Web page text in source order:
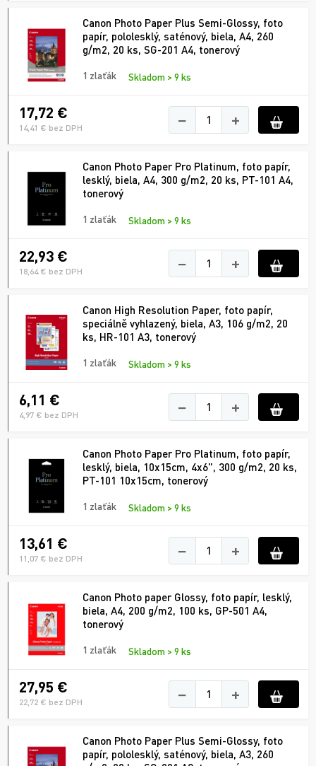
Canon Photo Paper Plus Semi-Glossy, foto
papír, pololesklý, saténový, biela, A4, 260
g/m2, 20 ks, SG-201 A4, tonerový
1 zlaťák Skladom > 9 ks
17,72 €
14,41 € bez DPH − +
Canon Photo Paper Pro Platinum, foto papír,
lesklý, biela, A4, 300 g/m2, 20 ks, PT-101 A4,
tonerový
1 zlaťák Skladom > 9 ks
22,93 €
18,64 € bez DPH − +
Canon High Resolution Paper, foto papír,
speciálně vyhlazený, biela, A3, 106 g/m2, 20
ks, HR-101 A3, tonerový
1 zlaťák Skladom > 9 ks
6,11 €
4,97 € bez DPH − +
Canon Photo Paper Pro Platinum, foto papír,
lesklý, biela, 10x15cm, 4x6", 300 g/m2, 20 ks,
PT-101 10x15cm, tonerový
1 zlaťák Skladom > 9 ks
13,61 €
11,07 € bez DPH − +
Canon Photo paper Glossy, foto papír, lesklý,
biela, A4, 200 g/m2, 100 ks, GP-501 A4,
tonerový
1 zlaťák Skladom > 9 ks
27,95 €
22,72 € bez DPH − +
Canon Photo Paper Plus Semi-Glossy, foto
papír, pololesklý, saténový, biela, A3, 260